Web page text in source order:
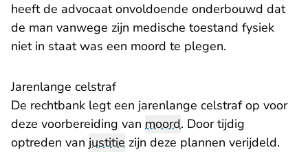
heeft de advocaat onvoldoende onderbouwd dat
de man vanwege zijn medische toestand fysiek
niet in staat was een moord te plegen.
Jarenlange celstraf
De rechtbank legt een jarenlange celstraf op voor
deze voorbereiding van moord. Door tijdig
optreden van justitie zijn deze plannen verijdeld.